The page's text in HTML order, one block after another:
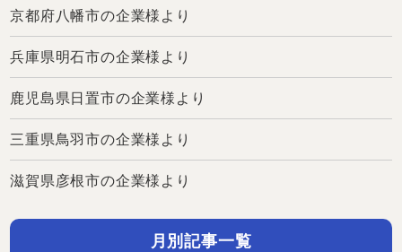
京都府八幡市の企業様より
兵庫県明石市の企業様より
鹿児島県日置市の企業様より
三重県鳥羽市の企業様より
滋賀県彦根市の企業様より
月別記事一覧